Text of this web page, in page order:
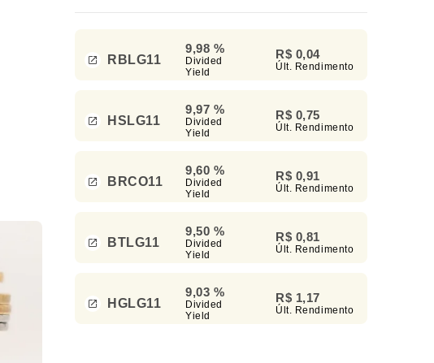
RBLG11
9,98 %
Divided
Yield
R$ 0,04
Últ. Rendimento
HSLG11
9,97 %
Divided
Yield
R$ 0,75
Últ. Rendimento
BRCO11
9,60 %
Divided
Yield
R$ 0,91
Últ. Rendimento
BTLG11
9,50 %
Divided
Yield
R$ 0,81
Últ. Rendimento
HGLG11
9,03 %
Divided
Yield
R$ 1,17
Últ. Rendimento